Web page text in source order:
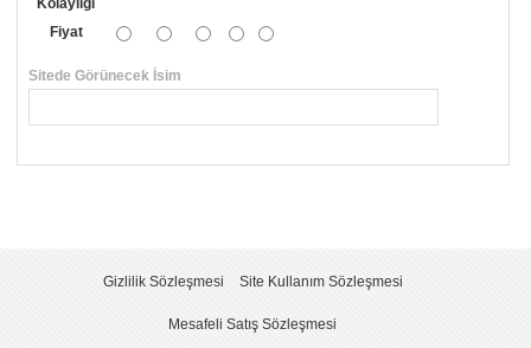
Kolaylığı
Fiyat
Sitede Görünecek İsim
Gizlilik Sözleşmesi Site Kullanım Sözleşmesi
Mesafeli Satış Sözleşmesi